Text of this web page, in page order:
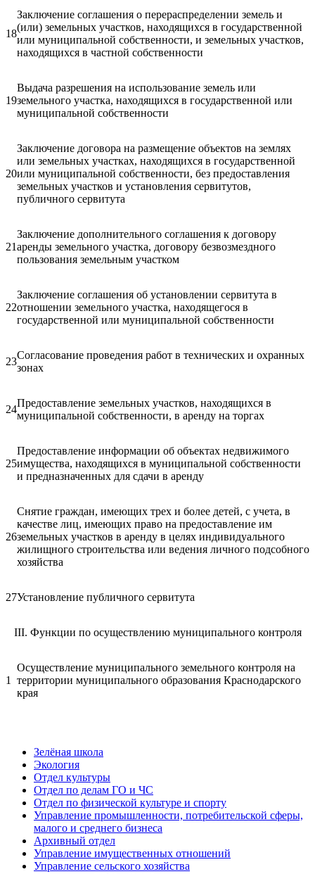
18
Заключение соглашения о перераспределении земель и
(или) земельных участков, находящихся в государственной
или муниципальной собственности, и земельных участков,
находящихся в частной собственности
19
Выдача разрешения на использование земель или
земельного участка, находящихся в государственной или
муниципальной собственности
20
Заключение договора на размещение объектов на землях
или земельных участках, находящихся в государственной
или муниципальной собственности, без предоставления
земельных участков и установления сервитутов,
публичного сервитута
21
Заключение дополнительного соглашения к договору
аренды земельного участка, договору безвозмездного
пользования земельным участком
22
Заключение соглашения об установлении сервитута в
отношении земельного участка, находящегося в
государственной или муниципальной собственности
23
Согласование проведения работ в технических и охранных
зонах
24
Предоставление земельных участков, находящихся в
муниципальной собственности, в аренду на торгах
25
Предоставление информации об объектах недвижимого
имущества, находящихся в муниципальной собственности
и предназначенных для сдачи в аренду
26
Снятие граждан, имеющих трех и более детей, с учета, в
качестве лиц, имеющих право на предоставление им
земельных участков в аренду в целях индивидуального
жилищного строительства или ведения личного подсобного
хозяйства
27Установление публичного сервитута
III. Функции по осуществлению муниципального контроля
1
Осуществление муниципального земельного контроля на
территории муниципального образования Краснодарского
края
Зелёная школа
Экология
Отдел культуры
Отдел по делам ГО и ЧС
Отдел по физической культуре и спорту
Управление промышленности, потребительской сферы,
малого и среднего бизнеса
Архивный отдел
Управление имущественных отношений
Управление сельского хозяйства